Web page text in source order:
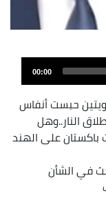
00:00
حبست أنفاس
النار..وهل
على الهند
في الشأن